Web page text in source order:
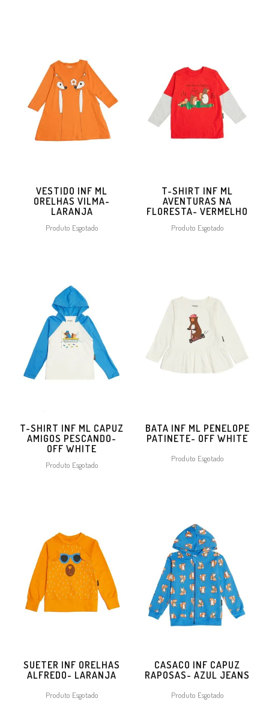
VESTIDO INF ML
ORELHAS VILMA-
LARANJA
Produto Esgotado
T-SHIRT INF ML
AVENTURAS NA
FLORESTA- VERMELHO
Produto Esgotado
T-SHIRT INF ML CAPUZ
AMIGOS PESCANDO-
OFF WHITE
Produto Esgotado
BATA INF ML PENELOPE
PATINETE- OFF WHITE
Produto Esgotado
SUETER INF ORELHAS
ALFREDO- LARANJA
Produto Esgotado
CASACO INF CAPUZ
RAPOSAS- AZUL JEANS
Produto Esgotado